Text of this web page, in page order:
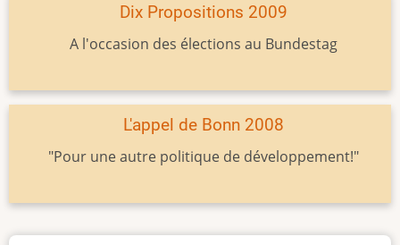
Dix Propositions 2009
A l'occasion des élections au Bundestag
L'appel de Bonn 2008
"Pour une autre politique de développement!"